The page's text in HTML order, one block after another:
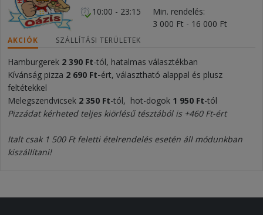
10:00 - 23:15
Min. rendelés
3 000 Ft - 16 000 Ft
AKCIÓK SZÁLLÍTÁSI TERÜLETEK
Hamburgerek 2 390 Ft-tól, hatalmas választékban
Kívánság pizza 2 690 Ft-ért, választható alappal és plusz
feltétekkel
Melegszendvicsek 2 350 Ft-tól, hot-dogok 1 950 Ft-tól
Pizzádat kérheted teljes kiörlésű tésztából is +460 Ft-ért
Italt csak 1 500 Ft feletti ételrendelés esetén áll módunkban
kiszállítani!